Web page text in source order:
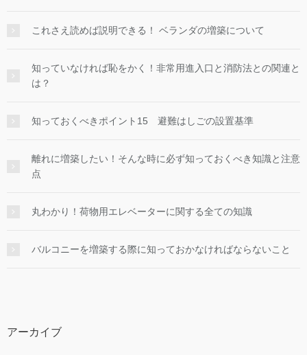
これさえ読めば説明できる！ ベランダの増築について
知っていなければ恥をかく！非常用進入口と消防法との関連と
は？
知っておくべきポイント15 避難はしごの設置基準
離れに増築したい！そんな時に必ず知っておくべき知識と注意
点
丸わかり！荷物用エレベーターに関する全ての知識
バルコニーを増築する際に知っておかなければならないこと
アーカイブ